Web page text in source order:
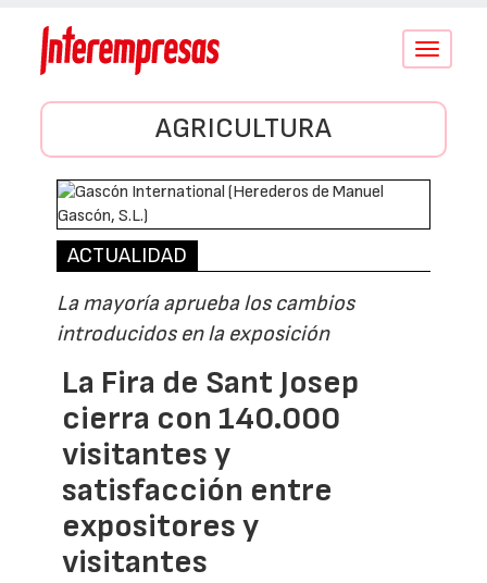
Conmutar
AGRICULTURA
ACTUALIDAD
La mayoría aprueba los cambios
introducidos en la exposición
La Fira de Sant Josep
cierra con 140.000
visitantes y
satisfacción entre
expositores y
visitantes